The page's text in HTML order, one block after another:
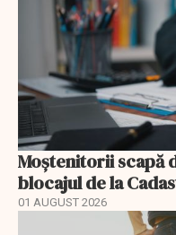
Moștenitorii scapă
blocajul de la
01 AUGUST 2026